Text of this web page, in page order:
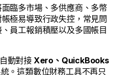
臨多市場、多供應商、多幣
極易導致行政失控，常見問
員工報銷積壓以及多國帳目
動對接Xero、QuickBooks
。這類數位財務工具不再只